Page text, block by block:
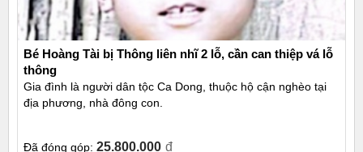
Bé Hoàng Tài bị Thông liên nhĩ 2 lỗ, cần can thiệp vá lỗ
thông
Gia đình là người dân tộc Ca Dong, thuộc hộ cận nghèo tại
địa phương, nhà đông con.
Đã đóng góp: 25.800.000 đ